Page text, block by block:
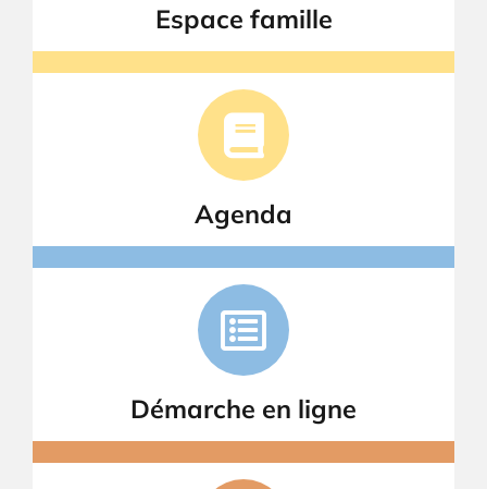
Espace famille
Agenda
Démarche en ligne